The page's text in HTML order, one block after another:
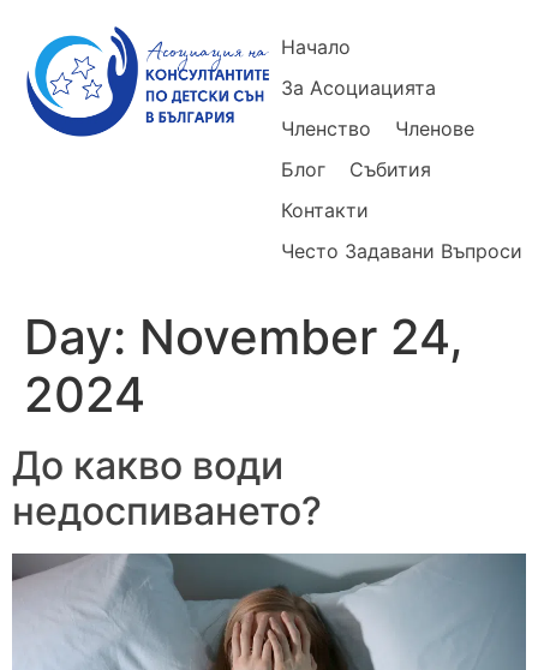
Начало
За Асоциацията
Членство
Членове
Блог
Събития
Контакти
Често Задавани Въпроси
Day: November 24,
2024
До какво води
недоспиването?